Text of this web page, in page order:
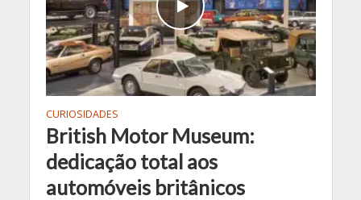
CURIOSIDADES
British Motor Museum:
dedicação total aos
automóveis britânicos